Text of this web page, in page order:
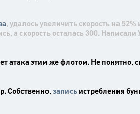
, удалось увеличить скорость на
а скорость осталась 300.
атака этим же флотом. Не понятно,
Собственно,запись истребления